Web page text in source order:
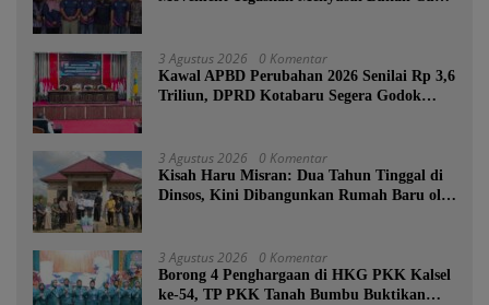
3 Agustus 2026 0 Komentar
Kawal APBD Perubahan 2026 Senilai Rp 3,6
Triliun, DPRD Kotabaru Segera Godok
3 Agustus 2026 0 Komentar
Kisah Haru Misran: Dua Tahun Tinggal di
Dinsos, Kini Dibangunkan Rumah Baru oleh
3 Agustus 2026 0 Komentar
Borong 4 Penghargaan di HKG PKK Kalsel
ke-54, TP PKK Tanah Bumbu Buktikan